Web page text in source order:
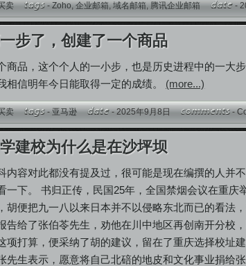
卖 -Zoho,企业邮箱,域名邮箱,腾讯企业邮箱 -
步了，创建了一个商品
商品，这个个人的一小步，也是历史进程中的一大
相信明年今日能取得一定的成绩。 (more...)
卖 -亚马逊 - 2025年9月8日 -
建校为什么是在沙坪坝
内容对此都没有提及过，很可能是现在编撰的人并
一下。 书归正传，民国25年，全国禁烟会议在重
胡便把九一八以来日本并不以侵略东北而已的看法
告给了张伯苓先生，劝他在川中地区再创南开分校
项打算，便采纳了胡的建议，留在了重庆选择校址
先生表示，愿意将自己北碚的地皮和文化事业捐给